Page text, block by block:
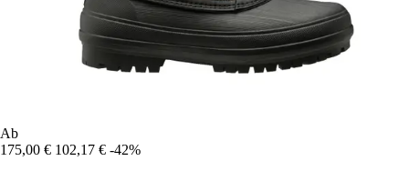
Ab
175,00 € 102,17 € -42%